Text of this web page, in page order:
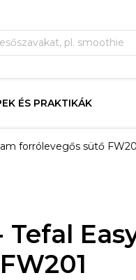
ÉS PRAKTIKÁK
forrólevegős sütő